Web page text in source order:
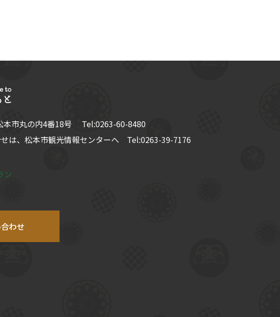
本市丸の内4番18号 Tel:0263-60-8480
は、 松本市観光情報センターへ Tel:0263-39-7176
ン
わせ